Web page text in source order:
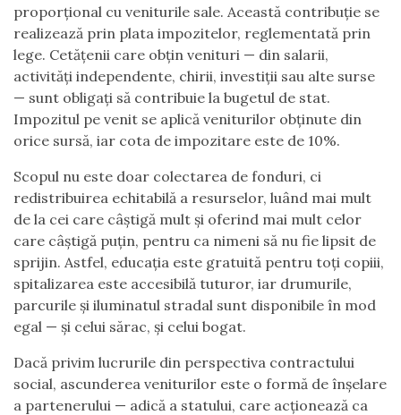
proporțional cu veniturile sale. Această contribuție se
realizează prin plata impozitelor, reglementată prin
lege. Cetățenii care obțin venituri — din salarii,
activități independente, chirii, investiții sau alte surse
— sunt obligați să contribuie la bugetul de stat.
Impozitul pe venit se aplică veniturilor obținute din
orice sursă, iar cota de impozitare este de 10%.
Scopul nu este doar colectarea de fonduri, ci
redistribuirea echitabilă a resurselor, luând mai mult
de la cei care câștigă mult și oferind mai mult celor
care câștigă puțin, pentru ca nimeni să nu fie lipsit de
sprijin. Astfel, educația este gratuită pentru toți copiii,
spitalizarea este accesibilă tuturor, iar drumurile,
parcurile și iluminatul stradal sunt disponibile în mod
egal — și celui sărac, și celui bogat.
Dacă privim lucrurile din perspectiva contractului
social, ascunderea veniturilor este o formă de înșelare
a partenerului — adică a statului, care acționează ca